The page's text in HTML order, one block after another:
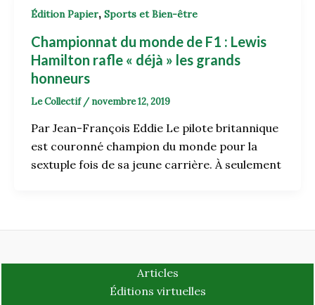
Édition Papier, Sports et Bien-être
Championnat du monde de F1 : Lewis
Hamilton rafle « déjà » les grands
honneurs
Le Collectif / novembre 12, 2019
Par Jean-François Eddie Le pilote britannique
est couronné champion du monde pour la
sextuple fois de sa jeune carrière. À seulement
Articles
Éditions virtuelles